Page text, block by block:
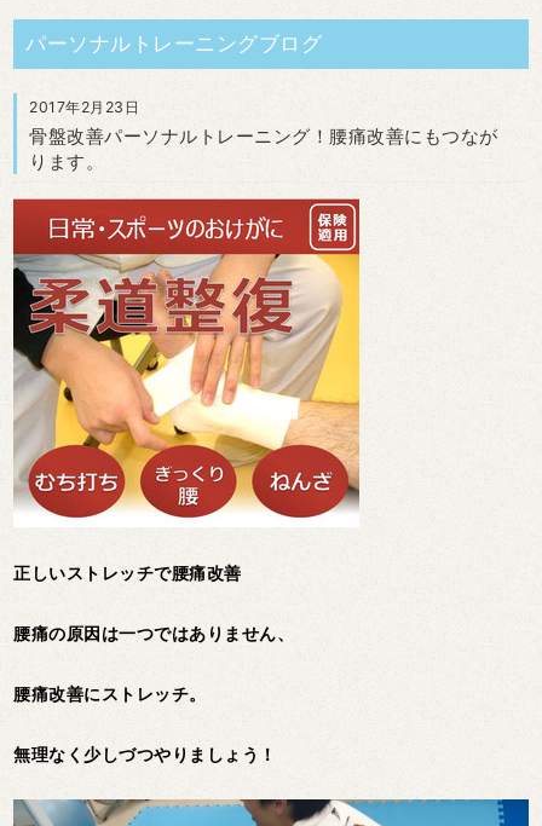
パーソナルトレーニングブログ
2017年2月23日
骨盤改善パーソナルトレーニング！腰痛改善にもつなが
ります。
正しいストレッチで腰痛改善
腰痛の原因は一つではありません、
腰痛改善にストレッチ。
無理なく少しづつやりましょう！